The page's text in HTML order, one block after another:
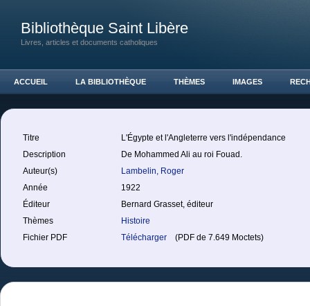
Bibliothèque Saint Libère
Livres, articles et documents catholiques
ACCUEIL LA BIBLIOTHÈQUE THÈMES IMAGES
Titre
L'Égypte et l'Angleterre vers l'indépendance
Description
De Mohammed Ali au roi Fouad.
Auteur(s)
Lambelin, Roger
Année
1922
Éditeur
Bernard Grasset, éditeur
Thèmes
Histoire
Fichier PDF
Télécharger (PDF de 7.649 Moctets)